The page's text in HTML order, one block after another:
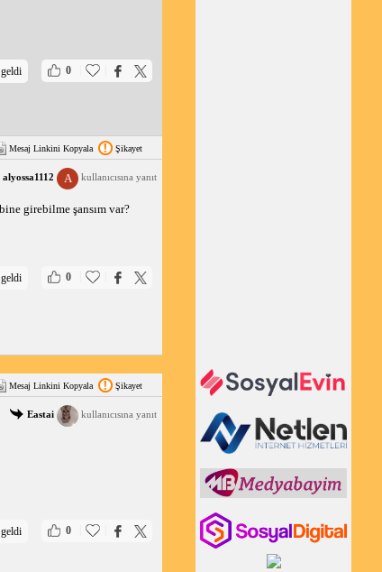
0
Mesaj Linkini Kopyala Şikayet
alyossa1112 A kullanıcısına yanıt
girebilme şansım var?
0
Mesaj Linkini Kopyala Şikayet
Eastai kullanıcısına yanıt
0